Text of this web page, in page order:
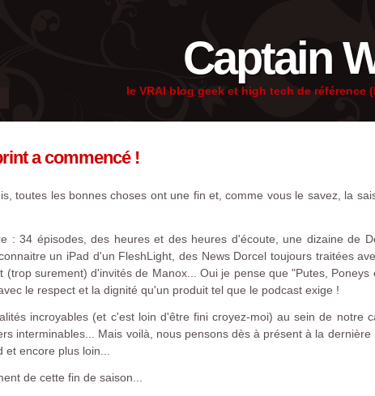
Captain
le VRAI blog geek et high tech de référence
a commencé !
toutes les bonnes choses ont une fin et, comme vous le savez, la
: 34 épisodes, des heures et des heures d'écoute, une dizaine de
un iPad d'un FleshLight, des News Dorcel toujours traitées
(trop surement) d'invités de Manox... Oui je pense que "Putes,
le respect et la dignité qu'un produit tel que le podcast exige !
incroyables (et c'est loin d'être fini croyez-moi) au sein de notre
interminables... Mais voilà, nous pensons dès à présent à la
encore plus loin...
de cette fin de saison...